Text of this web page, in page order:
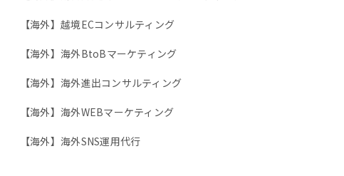
【海外】越境ECコンサルティング
【海外】海外BtoBマーケティング
【海外】海外進出コンサルティング
【海外】海外WEBマーケティング
【海外】海外SNS運用代行